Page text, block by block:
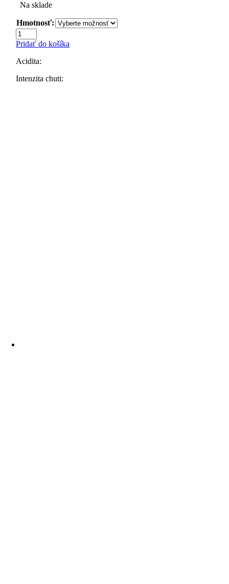
26,60 €
Na sklade
Hmotnosť:
množstvo
Zrnková
India
A
Pridať do košíka
Acidita:
Intenzita chuti: